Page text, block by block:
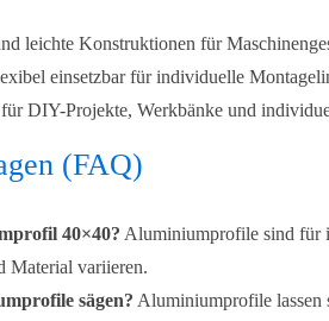
leichte Konstruktionen für
einsetzbar für individuelle
DIY-Projekte, Werkbänke und
(FAQ)
40×40? Aluminiumprofile sind für
Material variieren.
sägen? Aluminiumprofile lassen